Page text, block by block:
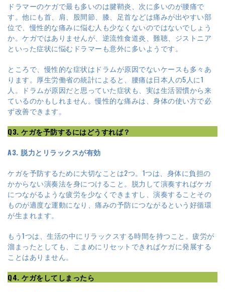
ドラマーのケガで最も多いのは腱鞘炎、次に多いのが腰痛で
す。他にも首、肩、股間節、膝、足首などは痛みが出やすい部
位で、慢性的な痛みに悩む人も少なくないのではないでしょう
か。ケガではありませんが、逆流性食道炎、難聴、ジストニア
といった症状に悩むドラマーも意外に多いようです。
ところで、慢性的な症状はドラムが原因でないケースも多々あ
ります。厚生労働省の統計によると、腰痛は日本人の5人に1
人。ドラムが原因だと思っていた症状も、実は生活習慣から来
ているのかもしれません。慢性的な痛みは、身体の使い方で必
ず改善できます。
Q3. ケガを予防するにはどうすれば？
A3. 脱力とリラックスが有効
ケガを予防するために大切なことは2つ。1つは、身体に負担の
かからない演奏法を身につけること。脱力して演奏すればケガ
につながるような疲労を少なくできますし、演奏することその
ものが適度な運動になり、痛みの予防につながるという好循環
が生まれます。
もう1つは、生活の中にリラックスする時間を持つこと。疲労が
溜まったとしても、こまめにリセットできればケガに発展する
ことはありません。
Q4. ケガをしてしまったら